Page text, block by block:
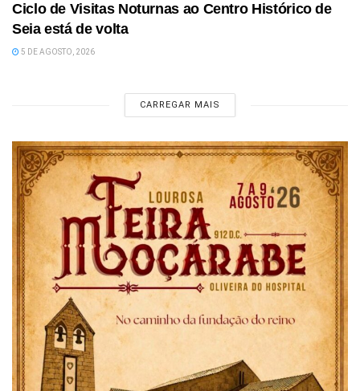
Ciclo de Visitas Noturnas ao Centro Histórico de
Seia está de volta
5 DE AGOSTO, 2026
CARREGAR MAIS